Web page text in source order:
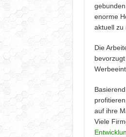
enorme
aktuell zu
Die
auf ihre
Viele